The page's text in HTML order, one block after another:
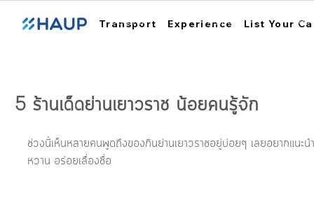
Transport Experience List Your
ฮ้อปคาร์ การใช้งาน สถ
5 ร้านเด็ดย่านเยาวราช น้อยคนรู้จัก
ช่วงนี้เห็นหลายคนพูดถึงของกินย่านเยาวราชอยู่บ่อยๆ เลยอยากแนะ
หวาน อร่อยเลื่องชื่อ